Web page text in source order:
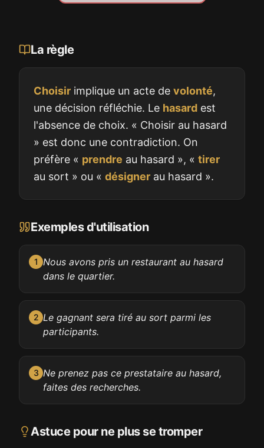
La règle
Choisir implique un acte de volonté,
une décision réfléchie. Le hasard est
l'absence de choix. « Choisir au hasard
» est donc une contradiction. On
préfère « prendre au hasard », « tirer
au sort » ou « désigner au hasard ».
Exemples d'utilisation
1 Nous avons pris un restaurant au hasard
dans le quartier.
2 Le gagnant sera tiré au sort parmi les
participants.
3 Ne prenez pas ce prestataire au hasard,
faites des recherches.
Astuce pour ne plus se tromper